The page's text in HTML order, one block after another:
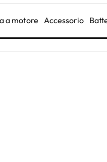
a motore Accessorio